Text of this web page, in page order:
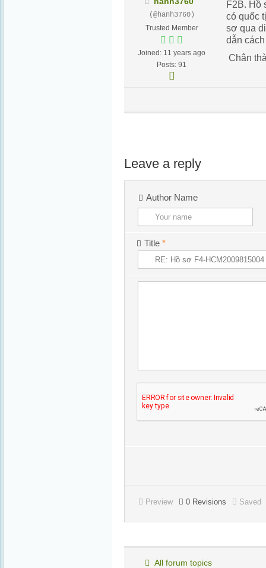
(@hanh3760)
Trusted Member
Joined: 11 years ago
Posts: 91
F2B. Hồ
có quốc
sơ qua
dẫn
Chân
Leave a reply
Author Name
Title *
Preview 0 Revisions Saved
All forum topics